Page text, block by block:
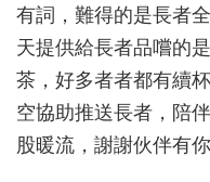
有詞，難得的是長者
天提供給長者品嚐的
茶，好多者者都有續
空協助推送長者，陪
股暖流，謝謝伙伴有